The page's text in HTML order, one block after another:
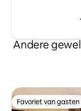
Andere
Favoriet van gasten
Favoriet van gasten